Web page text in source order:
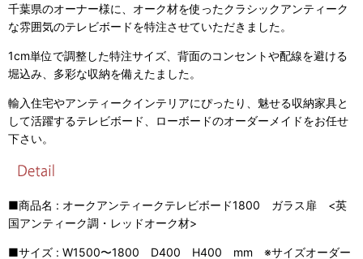
千葉県のオーナー様に、オーク材を使ったクラシックアンティーク
な雰囲気のテレビボードを特注させていただきました。
1cm単位で調整した特注サイズ、背面のコンセントや配線を避ける
堀込み、多彩な収納を備えたました。
輸入住宅やアンティークインテリアにぴったり、魅せる収納家具と
して活躍するテレビボード、ローボードのオーダーメイドをお任せ
下さい。
■商品名 : オークアンティークテレビボード1800 ガラス扉 <英
国アンティーク調・レッドオーク材>
■サイズ : W1500〜1800 D400 H400 mm ※サイズオーダー